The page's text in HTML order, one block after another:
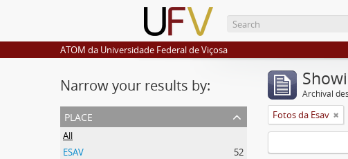
ATOM da Universidade Federal de Viçosa
Narrow your results by:
place
All
ESAV
52
Archival
Fotos da Esav